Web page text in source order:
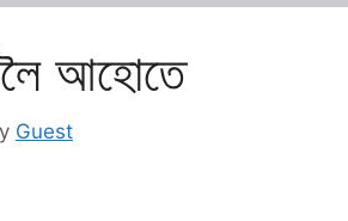
আহোতে
Guest